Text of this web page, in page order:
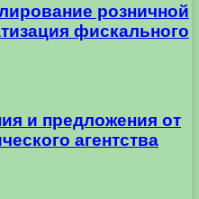
розничной
фискального
и предложения от
агентства